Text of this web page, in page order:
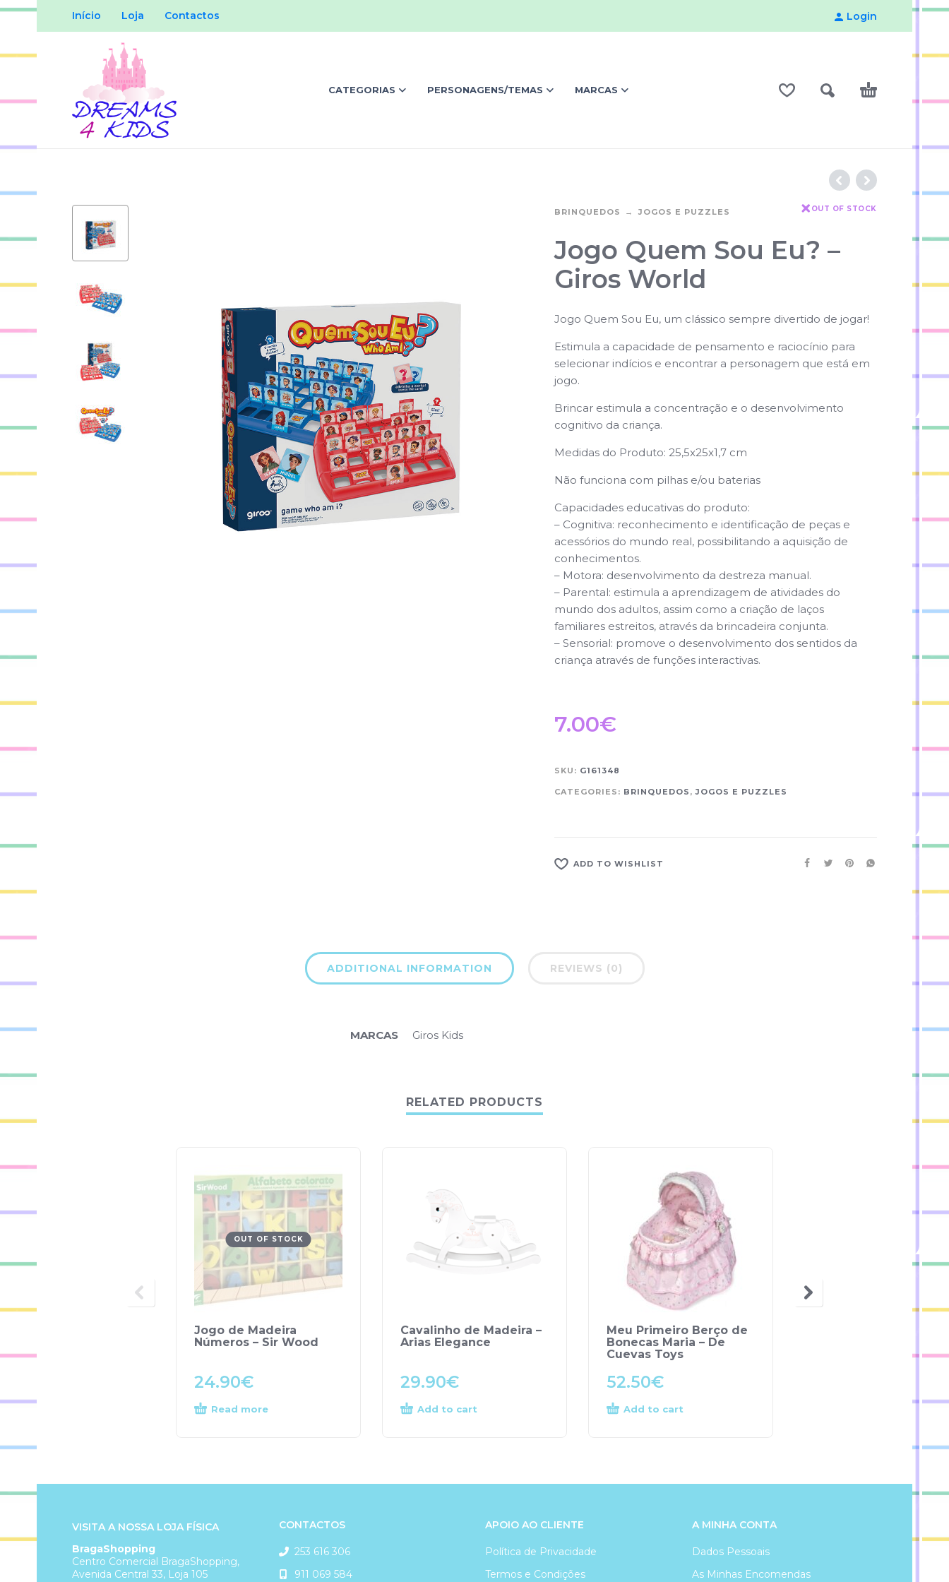
Início Loja Contactos Login
CATEGORIAS PERSONAGENS/TEMAS MARCAS
BRINQUEDOS JOGOS E PUZZLES OUT OF STOCK
Jogo Quem Sou Eu? –
Giros World
Jogo Quem Sou Eu, um clássico sempre divertido de jogar!
Estimula a capacidade de pensamento e raciocínio para
selecionar indícios e encontrar a personagem que está em
jogo.
Brincar estimula a concentração e o desenvolvimento
cognitivo da criança.
Medidas do Produto: 25,5x25x1,7 cm
Não funciona com pilhas e/ou baterias
Capacidades educativas do produto:
– Cognitiva: reconhecimento e identificação de peças e
acessórios do mundo real, possibilitando a aquisição de
conhecimentos.
– Motora: desenvolvimento da destreza manual.
– Parental: estimula a aprendizagem de atividades do
mundo dos adultos, assim como a criação de laços
familiares estreitos, através da brincadeira conjunta.
– Sensorial: promove o desenvolvimento dos sentidos da
criança através de funções interactivas.
7.00€
SKU: G161348
CATEGORIES: BRINQUEDOS ,JOGOS E PUZZLES
ADD TO WISHLIST
ADDITIONAL INFORMATION REVIEWS (0)
MARCAS Giros Kids
RELATED PRODUCTS
OUT OF STOCK
Jogo de Madeira
Números – Sir Wood
24.90€
Read more
Cavalinho de Madeira –
Arias Elegance
29.90€
Add to cart
Meu Primeiro Berço de
Bonecas Maria – De
Cuevas Toys
52.50€
Add to cart
VISITA A NOSSA LOJA FÍSICA
BragaShopping
Centro Comercial BragaShopping,
Avenida Central 33, Loja 105
CONTACTOS
253 616 306
911 069 584
APOIO AO CLIENTE
Política de Privacidade
Termos e Condições
A MINHA CONTA
Dados Pessoais
As Minhas Encomendas